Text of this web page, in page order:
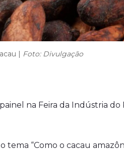
| Foto: Divulgação
na Feira da Indústria do
tema “Como o cacau